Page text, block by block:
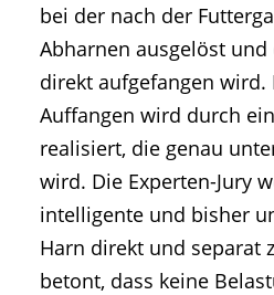
bei der nach der
Abharnen ausgelöst
direkt aufgefangen wird.
Auffangen wird durch
realisiert, die genau
wird. Die Experten-Jury
intelligente und bisher
Harn direkt und separat
betont, dass keine